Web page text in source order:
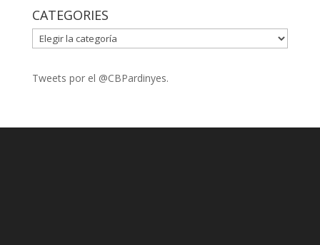
CATEGORIES
CATEGORIES
Tweets por el @CBPardinyes.